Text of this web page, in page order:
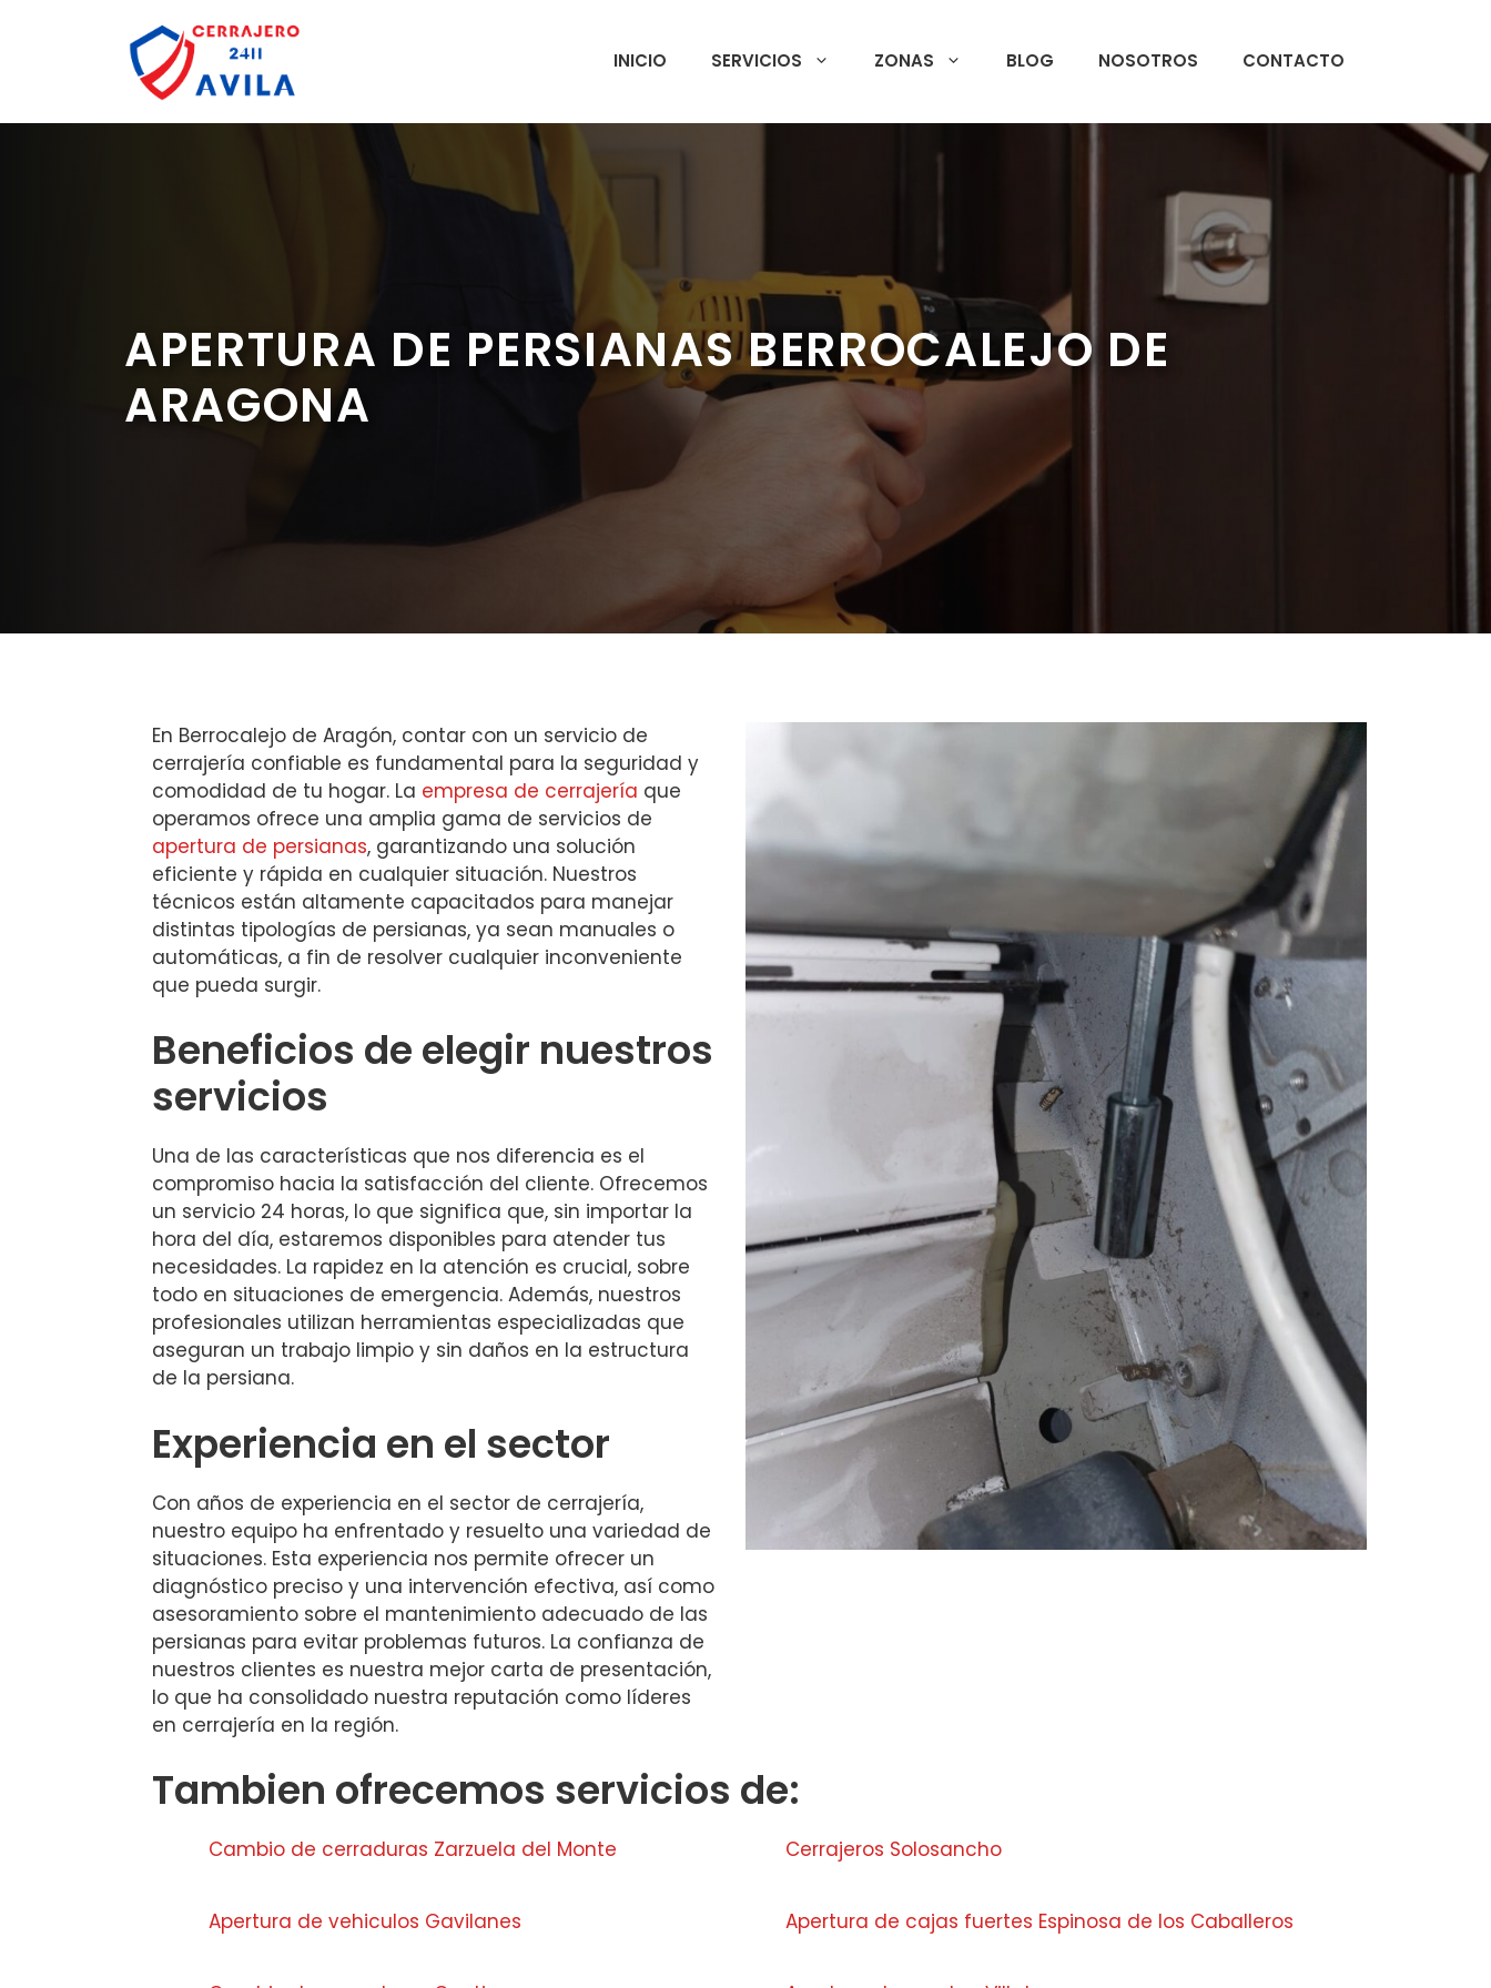
INICIO SERVICIOS ZONAS BLOG NOSOTROS CONTACTO
APERTURA DE PERSIANAS BERROCALEJO DE
ARAGONA
En Berrocalejo de Aragón, contar con un servicio de
cerrajería confiable es fundamental para la seguridad y
comodidad de tu hogar. La empresa de cerrajería que
operamos ofrece una amplia gama de servicios de
apertura de persianas, garantizando una solución
eficiente y rápida en cualquier situación. Nuestros
técnicos están altamente capacitados para manejar
distintas tipologías de persianas, ya sean manuales o
automáticas, a fin de resolver cualquier inconveniente
que pueda surgir.
Beneficios de elegir nuestros
servicios
Una de las características que nos diferencia es el
compromiso hacia la satisfacción del cliente. Ofrecemos
un servicio 24 horas, lo que significa que, sin importar la
hora del día, estaremos disponibles para atender tus
necesidades. La rapidez en la atención es crucial, sobre
todo en situaciones de emergencia. Además, nuestros
profesionales utilizan herramientas especializadas que
aseguran un trabajo limpio y sin daños en la estructura
de la persiana.
Experiencia en el sector
Con años de experiencia en el sector de cerrajería,
nuestro equipo ha enfrentado y resuelto una variedad de
situaciones. Esta experiencia nos permite ofrecer un
diagnóstico preciso y una intervención efectiva, así como
asesoramiento sobre el mantenimiento adecuado de las
persianas para evitar problemas futuros. La confianza de
nuestros clientes es nuestra mejor carta de presentación,
lo que ha consolidado nuestra reputación como líderes
en cerrajería en la región.
Tambien ofrecemos servicios de:
Cambio de cerraduras Zarzuela del Monte Cerrajeros Solosancho
Apertura de vehiculos Gavilanes Apertura de cajas fuertes Espinosa de los Caballeros